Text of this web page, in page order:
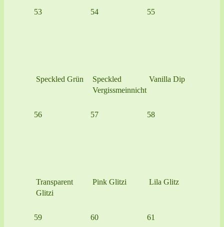
53
Speckled Grün
54
Speckled
Vergissmeinnicht
55
Vanilla Dip
56
Transparent
Glitzi
57
Pink Glitzi
58
Lila Glitz
59 60 61